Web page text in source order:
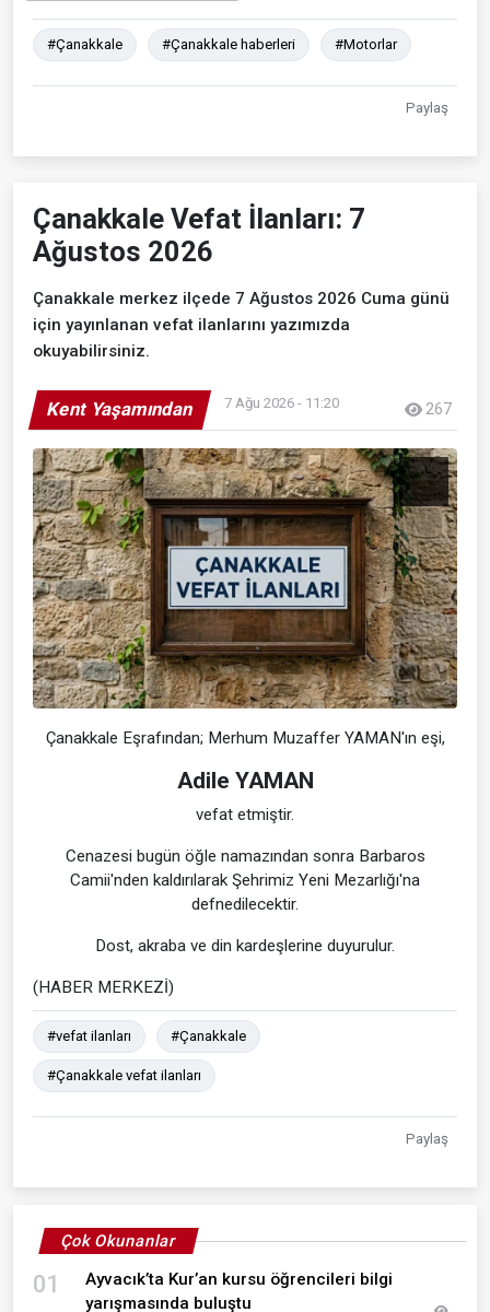
#Çanakkale #Çanakkale haberleri #Motorlar
Paylaş
Çanakkale Vefat İlanları: 7
Ağustos 2026
Çanakkale merkez ilçede 7 Ağustos 2026 Cuma günü
için yayınlanan vefat ilanlarını yazımızda
okuyabilirsiniz.
Kent Yaşamından 7 Ağu 2026 - 11:20 267
Çanakkale Eşrafından; Merhum Muzaffer YAMAN'ın eşi,
Adile YAMAN
vefat etmiştir.
Cenazesi bugün öğle namazından sonra Barbaros
Camii'nden kaldırılarak Şehrimiz Yeni Mezarlığı'na
defnedilecektir.
Dost, akraba ve din kardeşlerine duyurulur.
(HABER MERKEZİ)
#vefat ilanları #Çanakkale
#Çanakkale vefat ilanları
Paylaş
Çok Okunanlar
01
Ayvacık’ta Kur’an kursu öğrencileri bilgi
yarışmasında buluştu